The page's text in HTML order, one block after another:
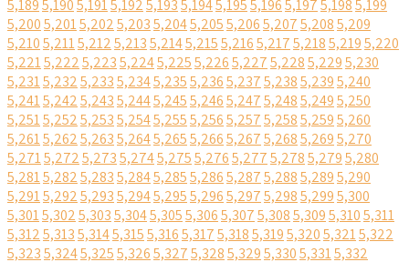
5,1895,1905,1915,1925,1935,1945,1955,1965,1975,1985,199
5,2005,2015,2025,2035,2045,2055,2065,2075,2085,209
5,2105,2115,2125,2135,2145,2155,2165,2175,2185,2195,220
5,2215,2225,2235,2245,2255,2265,2275,2285,2295,230
5,2315,2325,2335,2345,2355,2365,2375,2385,2395,240
5,2415,2425,2435,2445,2455,2465,2475,2485,2495,250
5,2515,2525,2535,2545,2555,2565,2575,2585,2595,260
5,2615,2625,2635,2645,2655,2665,2675,2685,2695,270
5,2715,2725,2735,2745,2755,2765,2775,2785,2795,280
5,2815,2825,2835,2845,2855,2865,2875,2885,2895,290
5,2915,2925,2935,2945,2955,2965,2975,2985,2995,300
5,3015,3025,3035,3045,3055,3065,3075,3085,3095,3105,311
5,3125,3135,3145,3155,3165,3175,3185,3195,3205,3215,322
5,3235,3245,3255,3265,3275,3285,3295,3305,3315,332